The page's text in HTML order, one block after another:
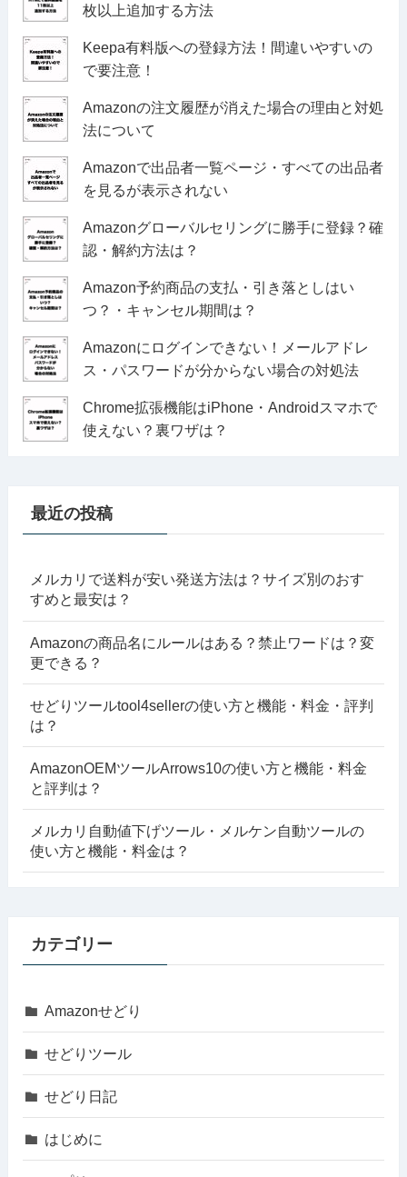
枚以上追加する方法
Keepa有料版への登録方法！間違いやすいの
で要注意！
Amazonの注文履歴が消えた場合の理由と対処
法について
Amazonで出品者一覧ページ・すべての出品者
を見るが表示されない
Amazonグローバルセリングに勝手に登録？確
認・解約方法は？
Amazon予約商品の支払・引き落としはい
つ？・キャンセル期間は？
Amazonにログインできない！メールアドレ
ス・パスワードが分からない場合の対処法
Chrome拡張機能はiPhone・Androidスマホで
使えない？裏ワザは？
最近の投稿
メルカリで送料が安い発送方法は？サイズ別のおす
すめと最安は？
Amazonの商品名にルールはある？禁止ワードは？変
更できる？
せどりツールtool4sellerの使い方と機能・料金・評判
は？
AmazonOEMツールArrows10の使い方と機能・料金
と評判は？
メルカリ自動値下げツール・メルケン自動ツールの
使い方と機能・料金は？
カテゴリー
Amazonせどり
せどりツール
せどり日記
はじめに